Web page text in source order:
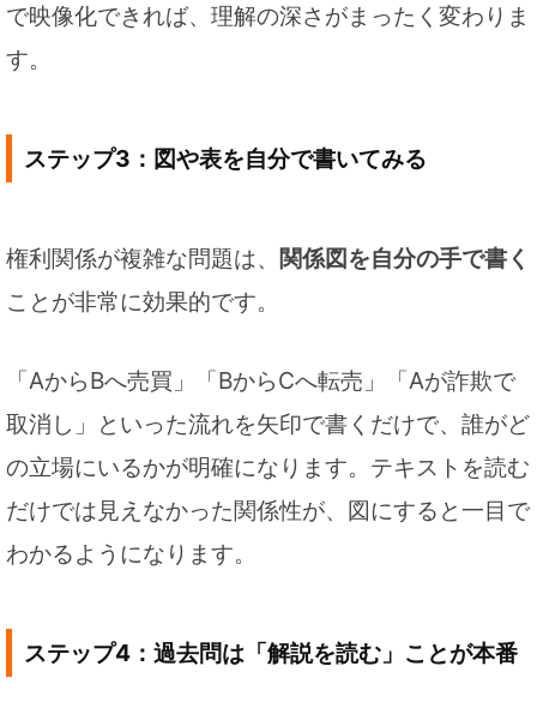
で映像化できれば、理解の深さがまったく変わりま
す。
ステップ3：図や表を自分で書いてみる
権利関係が複雑な問題は、 関係図を自分の手で書く
ことが非常に効果的です。
「AからBへ売買」「BからCへ転売」「Aが詐欺で
取消し」といった流れを矢印で書くだけで、誰がど
の立場にいるかが明確になります。テキストを読む
だけでは見えなかった関係性が、図にすると一目で
わかるようになります。
ステップ4：過去問は「解説を読む」ことが本番